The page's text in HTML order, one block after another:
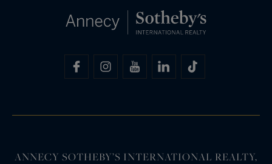
ANNECY SOTHEBY’S INTERNATIONAL REALTY,